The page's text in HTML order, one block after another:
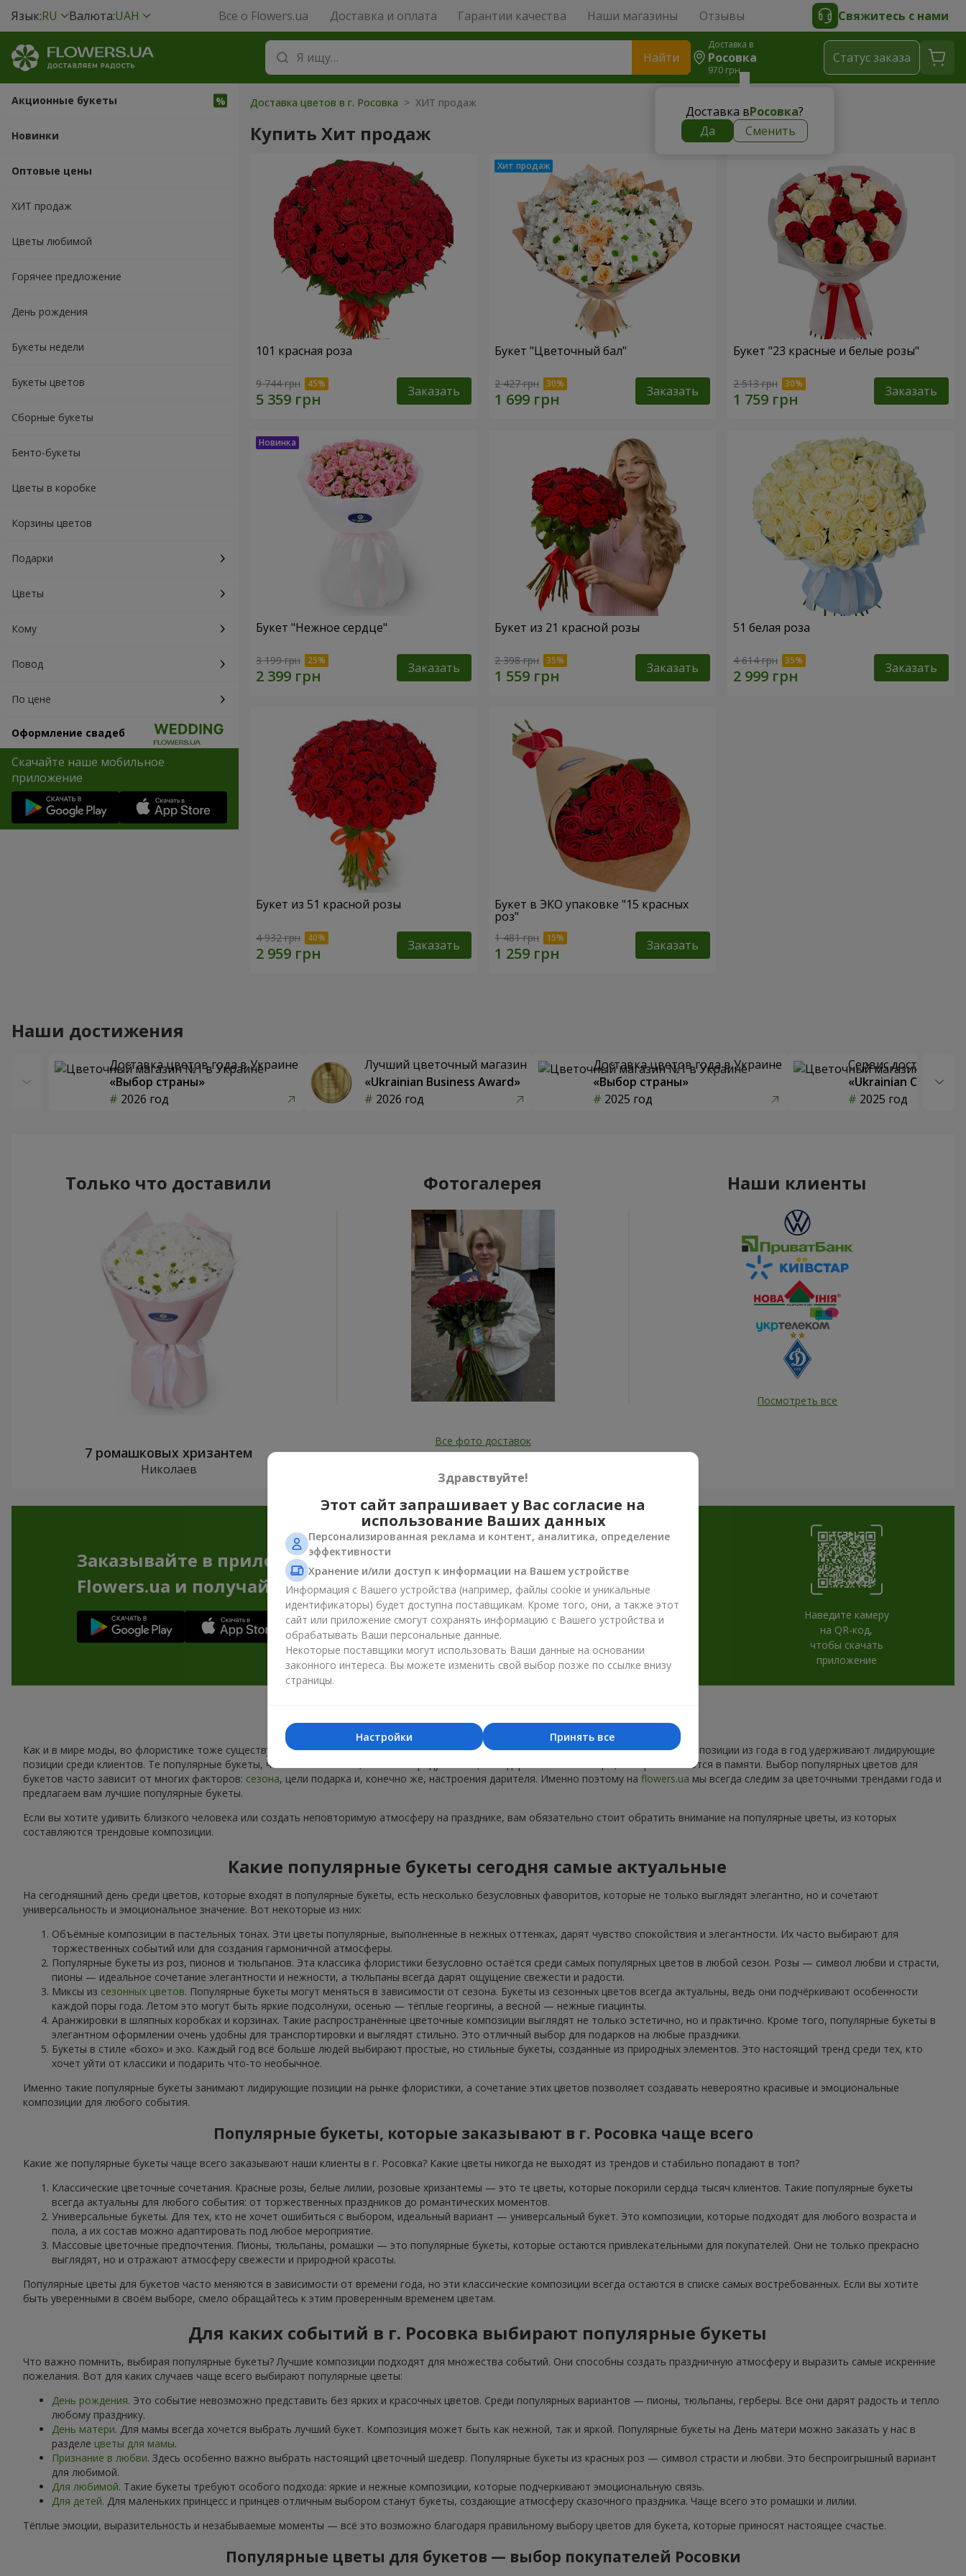
Язык:RU Валюта:UAH Все о Flowers.ua Доставка и оплата Гарантии качества Наши магазины Отзывы Свяжитесь с нами
Найти
Доставка в
Росовка
970 грн
Доставка вРосовка?
Да
Сменить
Cтатус заказа
Акционные букеты
Новинки
Оптовые цены
ХИТ продаж
Цветы любимой
Горячее предложение
День рождения
Букеты недели
Букеты цветов
Сборные букеты
Бенто-букеты
Цветы в коробке
Корзины цветов
Подарки
Цветы
Кому
Повод
По цене
Оформление свадеб
Скачайте наше мобильное
приложение
Доставка цветов в г. Росовка > ХИТ продаж
Купить Хит продаж
101 красная роза
9 744 грн Заказать
Букет "Цветочный бал"
2 427 грн Заказать
Букет "23 красные и белые розы"
2 513 грн Заказать
Букет "Нежное сердце"
3 199 грн Заказать
Букет из 21 красной розы
2 398 грн Заказать
51 белая роза
4 614 грн Заказать
Букет из 51 красной розы
4 932 грн Заказать
Букет в ЭКО упаковке "15 красных
роз"
1 481 грн Заказать
Наши достижения
Доставка цветов года в Украине
«Выбор страны»
2026 год
Лучший цветочный магазин
«Ukrainian Business Award»
2026 год
Доставка цветов года в Украине
«Выбор страны»
2025 год
Сервис доставки
«Ukrainian Choice»
2025 год
Только что доставили
7 ромашковых хризантем
Николаев
Фотогалерея
Все фото доставок
Наши клиенты
Посмотреть все
Заказывайте в приложении
Flowers.ua и получайте бонусы
Наведите камеру
на QR-код,
чтобы скачать
приложение
Популярные букеты — тренды сезона
Как и в мире моды, во флористике тоже существуют свои тренды. Каждый год появляются новые популярные букеты, а некоторые композиции из года в год удерживают лидирующие
позиции среди клиентов. Те популярные букеты, что сейчас на пике, не только радуют глаз, но и дарят особые эмоции, которые остаются в памяти. Выбор популярных цветов для
букетов часто зависит от многих факторов: сезона, цели подарка и, конечно же, настроения дарителя. Именно поэтому на flowers.ua мы всегда следим за цветочными трендами года и
предлагаем вам лучшие популярные букеты.
Если вы хотите удивить близкого человека или создать неповторимую атмосферу на празднике, вам обязательно стоит обратить внимание на популярные цветы, из которых
составляются трендовые композиции.
Какие популярные букеты сегодня самые актуальные
На сегодняшний день среди цветов, которые входят в популярные букеты, есть несколько безусловных фаворитов, которые не только выглядят элегантно, но и сочетают
универсальность и эмоциональное значение. Вот некоторые из них:
Объёмные композиции в пастельных тонах. Эти цветы популярные, выполненные в нежных оттенках, дарят чувство спокойствия и элегантности. Их часто выбирают для
торжественных событий или для создания гармоничной атмосферы.
Популярные букеты из роз, пионов и тюльпанов. Эта классика флористики безусловно остаётся среди самых популярных цветов в любой сезон. Розы — символ любви и страсти,
пионы — идеальное сочетание элегантности и нежности, а тюльпаны всегда дарят ощущение свежести и радости.
Миксы из сезонных цветов. Популярные букеты могут меняться в зависимости от сезона. Букеты из сезонных цветов всегда актуальны, ведь они подчёркивают особенности
каждой поры года. Летом это могут быть яркие подсолнухи, осенью — тёплые георгины, а весной — нежные гиацинты.
Аранжировки в шляпных коробках и корзинах. Такие распространённые цветочные композиции выглядят не только эстетично, но и практично. Кроме того, популярные букеты в
элегантном оформлении очень удобны для транспортировки и выглядят стильно. Это отличный выбор для подарков на любые праздники.
Букеты в стиле «бохо» и эко. Каждый год всё больше людей выбирают простые, но стильные букеты, созданные из природных элементов. Это настоящий тренд среди тех, кто
хочет уйти от классики и подарить что-то необычное.
Именно такие популярные букеты занимают лидирующие позиции на рынке флористики, а сочетание этих цветов позволяет создавать невероятно красивые и эмоциональные
композиции для любого события.
Популярные букеты, которые заказывают в г. Росовка чаще всего
Какие же популярные букеты чаще всего заказывают наши клиенты в г. Росовка? Какие цветы никогда не выходят из трендов и стабильно попадают в топ?
Классические цветочные сочетания. Красные розы, белые лилии, розовые хризантемы — это те цветы, которые покорили сердца тысяч клиентов. Такие популярные букеты
всегда актуальны для любого события: от торжественных праздников до романтических моментов.
Универсальные букеты. Для тех, кто не хочет ошибиться с выбором, идеальный вариант — универсальный букет. Это композиции, которые подходят для любого возраста и
пола, а их состав можно адаптировать под любое мероприятие.
Массовые цветочные предпочтения. Пионы, тюльпаны, ромашки — это популярные букеты, которые остаются привлекательными для покупателей. Они не только прекрасно
выглядят, но и отражают атмосферу свежести и природной красоты.
Популярные цветы для букетов часто меняются в зависимости от времени года, но эти классические композиции всегда остаются в списке самых востребованных. Если вы хотите
быть уверенными в своём выборе, смело обращайтесь к этим проверенным временем цветам.
Для каких событий в г. Росовка выбирают популярные букеты
Что важно помнить, выбирая популярные букеты? Лучшие композиции подходят для множества событий. Они способны создать праздничную атмосферу и выразить самые искренние
пожелания. Вот для каких случаев чаще всего выбирают популярные цветы:
День рождения. Это событие невозможно представить без ярких и красочных цветов. Среди популярных вариантов — пионы, тюльпаны, герберы. Все они дарят радость и тепло
любому празднику.
День матери. Для мамы всегда хочется выбрать лучший букет. Композиция может быть как нежной, так и яркой. Популярные букеты на День матери можно заказать у нас в
разделе цветы для мамы.
Признание в любви. Здесь особенно важно выбрать настоящий цветочный шедевр. Популярные букеты из красных роз — символ страсти и любви. Это беспроигрышный вариант
для любимой.
Для любимой. Такие букеты требуют особого подхода: яркие и нежные композиции, которые подчеркивают эмоциональную связь.
Для детей. Для маленьких принцесс и принцев отличным выбором станут букеты, создающие атмосферу сказочного праздника. Чаще всего это ромашки и лилии.
Тёплые эмоции, выразительность и незабываемые моменты — всё это возможно благодаря правильному выбору цветов для букета, которые приносят настоящее счастье.
Популярные цветы для букетов — выбор покупателей Росовки
Здравствуйте!
Этот сайт запрашивает у Вас согласие на
использование Ваших данных
Персонализированная реклама и контент, аналитика, определение
эффективности
Хранение и/или доступ к информации на Вашем устройстве
Информация с Вашего устройства (например, файлы cookie и уникальные
идентификаторы) будет доступна поставщикам. Кроме того, они, а также этот
сайт или приложение смогут сохранять информацию с Вашего устройства и
обрабатывать Ваши персональные данные.
Некоторые поставщики могут использовать Ваши данные на основании
законного интереса. Вы можете изменить свой выбор позже по ссылке внизу
страницы.
Принять все
Настройки